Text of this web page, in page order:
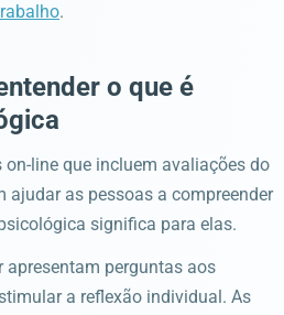
.
o que é
on-line que incluem avaliações do
ajudar as pessoas a compreender
significa para elas.
apresentam perguntas aos
a reflexão individual. As